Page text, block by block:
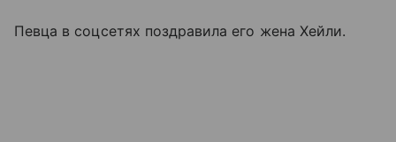
Певца в соцсетях поздравила его жена Хейли.